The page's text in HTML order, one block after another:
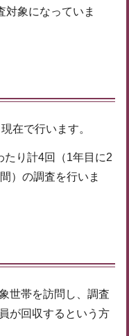
対象になっていま
在で行います。
たり計4回（1年目に2
）の調査を行いま
世帯を訪問し、調査
が回収するという方